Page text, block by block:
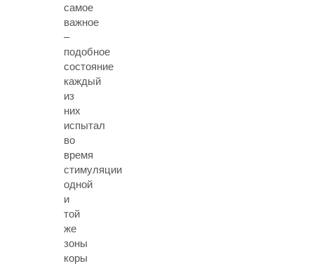
самое
важное
–
подобное
состояние
каждый
из
них
испытал
во
время
стимуляции
одной
и
той
же
зоны
коры